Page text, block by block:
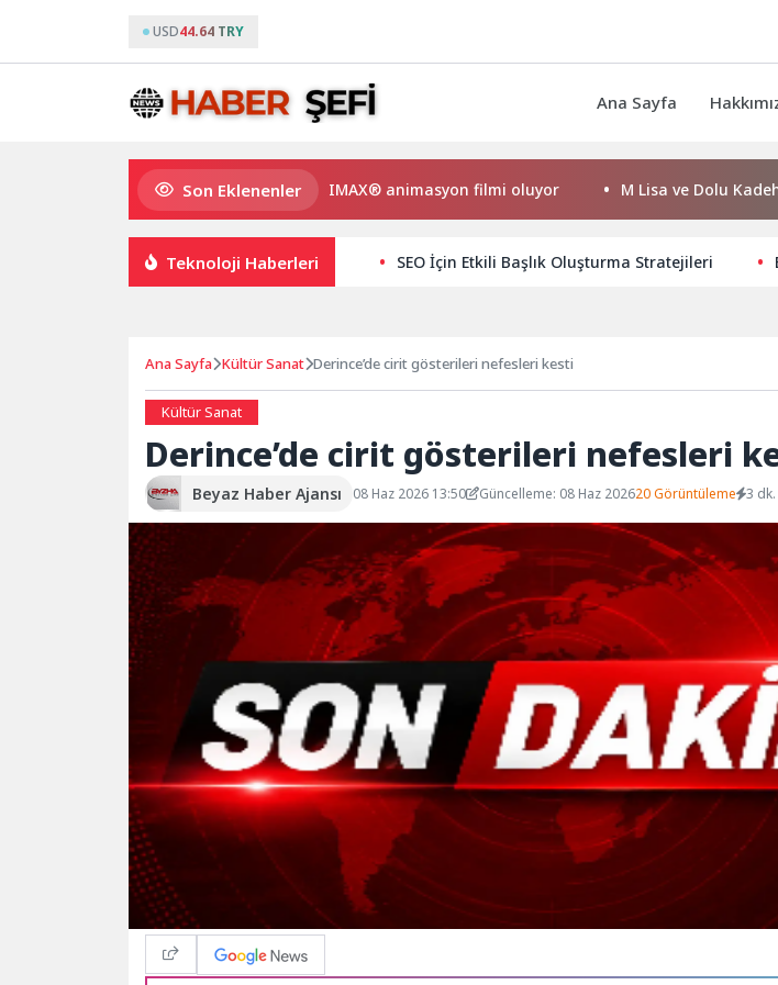
USD44.64 TRY
Ana Sayfa
Son Eklenenler
ve Gülmeyen Kral Türkiye’nin ilk IMAX® animasyon filmi oluyor M Lisa ve Dolu Kadehi Ters
Teknoloji Haberleri SEO İçin Etkili Başlık Oluşturma Stratejileri
Ana Sayfa Kültür Sanat Derince’de cirit gösterileri nefesleri kesti
Kültür Sanat
Derince’de cirit gösterileri nefesleri
Beyaz Haber Ajansı 08 Haz 2026 13:50 Güncelleme: 08 Haz 202620 Görüntüleme 3 dk.